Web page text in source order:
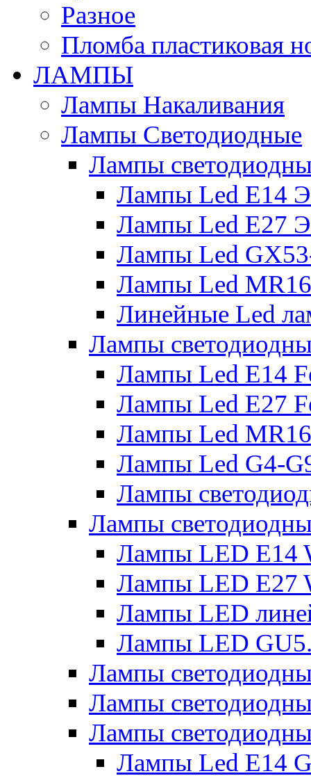
Разное
Пломба пластиковая
ЛАМПЫ
Лампы Накаливания
Лампы Светодиодные
Лампы
Лампы Led E14
Лампы Led E27
Лампы Led
Лампы Led
Линейные Led
Лампы
Лампы Led E14
Лампы Led E27
Лампы Led
Лампы Led G4-
Лампы
Лампы
Лампы LED E14
Лампы LED E27
Лампы LED
Лампы LED
Лампы
Лампы
Лампы
Лампы Led Е14